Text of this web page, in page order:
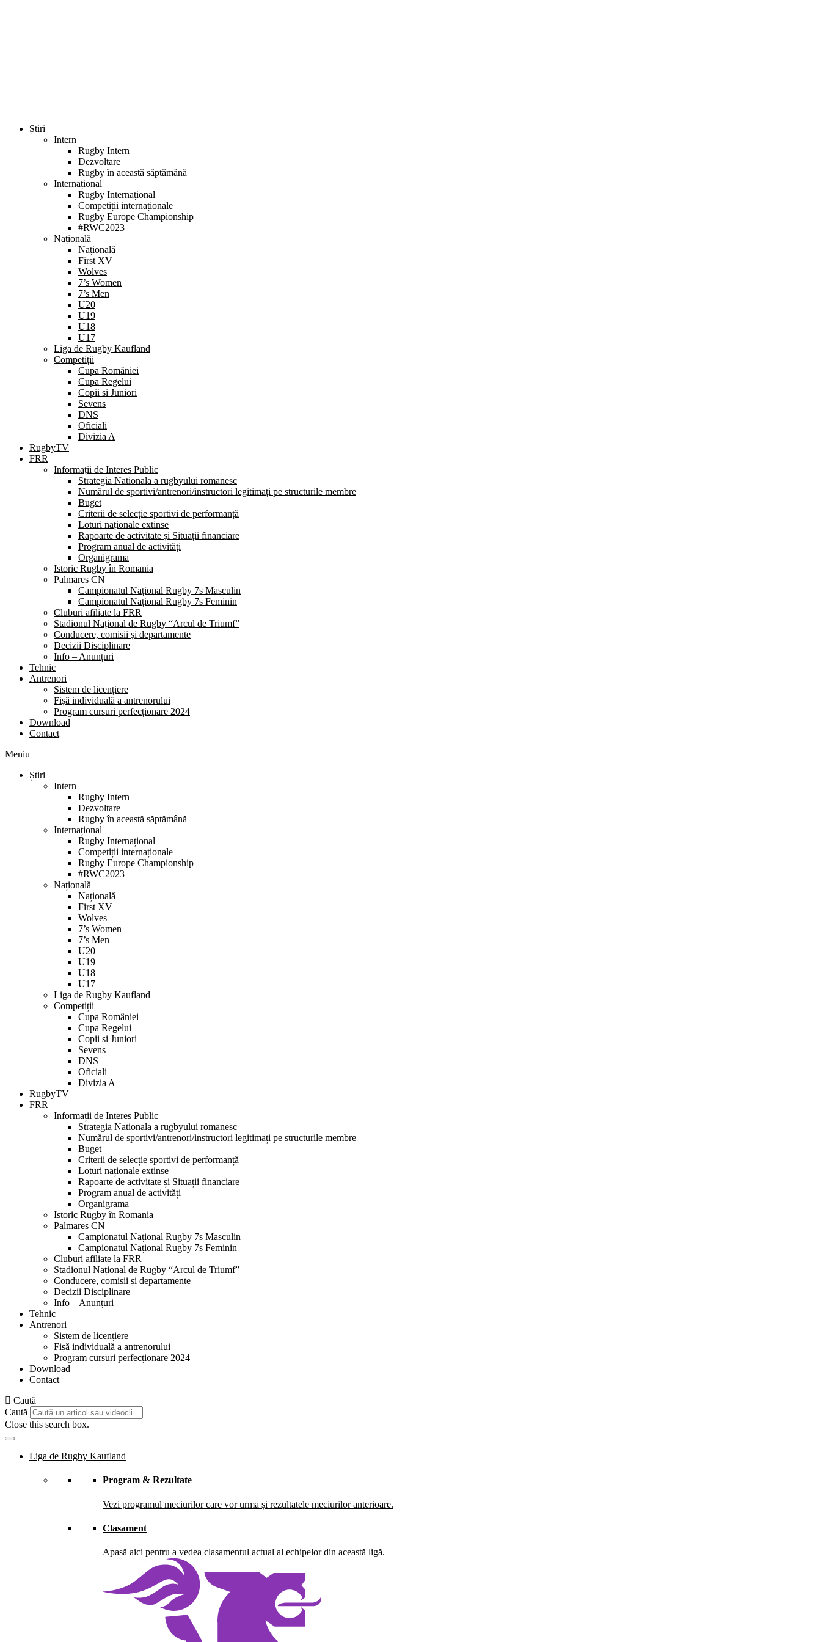
Știri
Intern
Rugby Intern
Dezvoltare
Rugby în această săptămână
Internațional
Rugby Internațional
Competiții internaționale
Rugby Europe Championship
#RWC2023
Națională
Națională
First XV
Wolves
7’s Women
7’s Men
U20
U19
U18
U17
Liga de Rugby Kaufland
Competiții
Cupa României
Cupa Regelui
Copii si Juniori
Sevens
DNS
Oficiali
Divizia A
RugbyTV
FRR
Informații de Interes Public
Strategia Nationala a rugbyului romanesc
Numărul de sportivi/antrenori/instructori legitimați pe structurile membre
Buget
Criterii de selecție sportivi de performanță
Loturi naționale extinse
Rapoarte de activitate și Situații financiare
Program anual de activități
Organigrama
Istoric Rugby în Romania
Palmares CN
Campionatul Național Rugby 7s Masculin
Campionatul Național Rugby 7s Feminin
Cluburi afiliate la FRR
Stadionul Național de Rugby “Arcul de Triumf”
Conducere, comisii și departamente
Decizii Disciplinare
Info – Anunțuri
Tehnic
Antrenori
Sistem de licențiere
Fișă individuală a antrenorului
Program cursuri perfecționare 2024
Download
Contact
Meniu
Știri
Intern
Rugby Intern
Dezvoltare
Rugby în această săptămână
Internațional
Rugby Internațional
Competiții internaționale
Rugby Europe Championship
#RWC2023
Națională
Națională
First XV
Wolves
7’s Women
7’s Men
U20
U19
U18
U17
Liga de Rugby Kaufland
Competiții
Cupa României
Cupa Regelui
Copii si Juniori
Sevens
DNS
Oficiali
Divizia A
RugbyTV
FRR
Informații de Interes Public
Strategia Nationala a rugbyului romanesc
Numărul de sportivi/antrenori/instructori legitimați pe structurile membre
Buget
Criterii de selecție sportivi de performanță
Loturi naționale extinse
Rapoarte de activitate și Situații financiare
Program anual de activități
Organigrama
Istoric Rugby în Romania
Palmares CN
Campionatul Național Rugby 7s Masculin
Campionatul Național Rugby 7s Feminin
Cluburi afiliate la FRR
Stadionul Național de Rugby “Arcul de Triumf”
Conducere, comisii și departamente
Decizii Disciplinare
Info – Anunțuri
Tehnic
Antrenori
Sistem de licențiere
Fișă individuală a antrenorului
Program cursuri perfecționare 2024
Download
Contact
Caută
Caută
Close this search box.
Liga de Rugby Kaufland
Program & Rezultate
Vezi programul meciurilor care vor urma și rezultatele meciurilor anterioare.
Clasament
Apasă aici pentru a vedea clasamentul actual al echipelor din această ligă.